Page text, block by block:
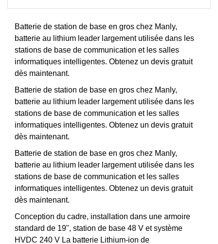
Batterie de station de base en gros chez Manly,
batterie au lithium leader largement utilisée dans les
stations de base de communication et les salles
informatiques intelligentes. Obtenez un devis gratuit
dès maintenant.
Batterie de station de base en gros chez Manly,
batterie au lithium leader largement utilisée dans les
stations de base de communication et les salles
informatiques intelligentes. Obtenez un devis gratuit
dès maintenant.
Batterie de station de base en gros chez Manly,
batterie au lithium leader largement utilisée dans les
stations de base de communication et les salles
informatiques intelligentes. Obtenez un devis gratuit
dès maintenant.
Conception du cadre, installation dans une armoire
standard de 19", station de base 48 V et système
HVDC 240 V La batterie Lithium-ion de